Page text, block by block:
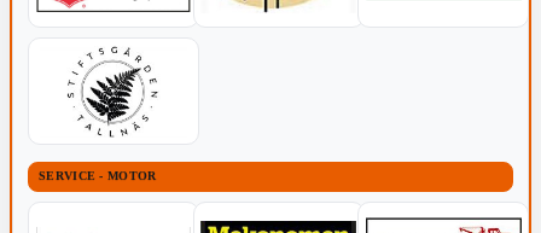
SERVICE - MOTOR